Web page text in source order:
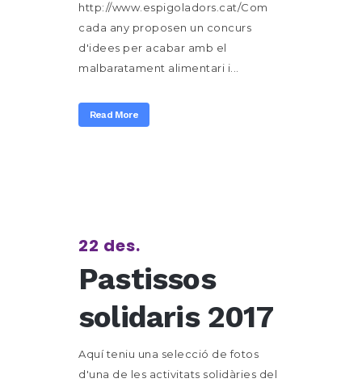
http://www.espigoladors.cat/Com
cada any proposen un concurs
d'idees per acabar amb el
malbaratament alimentari i...
Read More
22 des.
Pastissos
solidaris 2017
Aquí teniu una selecció de fotos
d'una de les activitats solidàries del